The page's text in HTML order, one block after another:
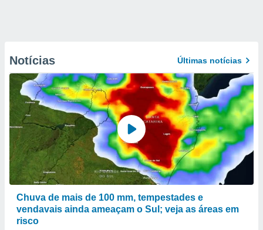
Notícias Últimas notícias
Chuva de mais de 100 mm, tempestades e
vendavais ainda ameaçam o Sul; veja as áreas em
risco